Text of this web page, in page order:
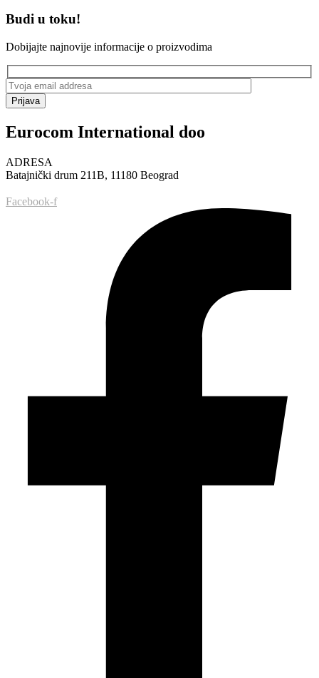
Budi u toku!
Dobijajte najnovije informacije o proizvodima
Prijava
Eurocom International doo
ADRESA
Batajnički drum 211B, 11180 Beograd
Facebook-f